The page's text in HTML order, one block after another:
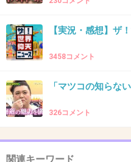
いいなぁ〜
43. 匿名2019/04/09(火) 21:03:16
お褒めの言葉で
【実況・感想】ザ
3458コメント
「マツコの知らな
326コメント
関連キーワード